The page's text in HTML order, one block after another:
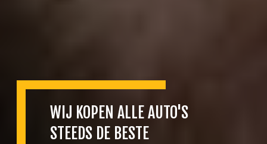
WIJ KOPEN ALLE AUTO'S
STEEDS DE BESTE